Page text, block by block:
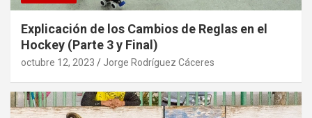
Explicación de los Cambios de Reglas en el
Hockey (Parte 3 y Final)
octubre 12, 2023 Jorge Rodríguez Cáceres